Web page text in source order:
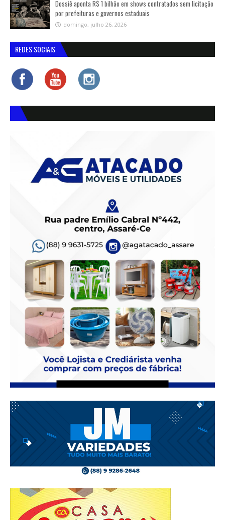
Dossiê aponta R$ 1 bilhão em shows contratados sem licitação
por prefeituras e governos estaduais
domingo, julho 26, 2026
REDES SOCIAIS